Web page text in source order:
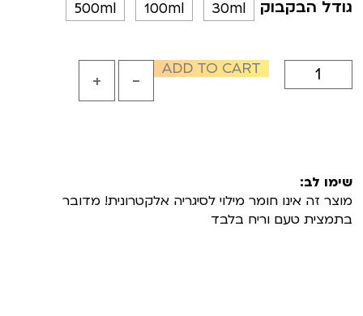
גודל הבקבוק 30ml
100ml
500ml
-
+ ADD TO CART
שימו לב:
מוצר זה אינו חומר מילוי לסיגריה אלקטרונית! מדובר
בתמצית טעם וריח בלבד